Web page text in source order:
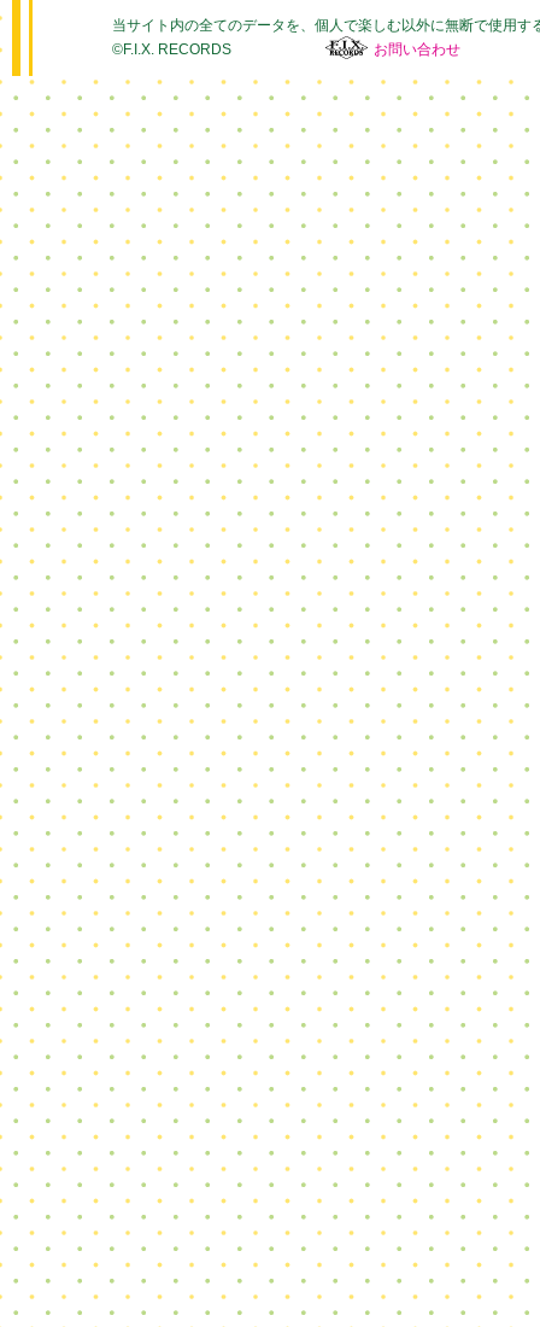
当サイト内の全てのデータを、個人で楽しむ以外に無断で使用す
©F.I.X. RECORDS
お問い合わせ